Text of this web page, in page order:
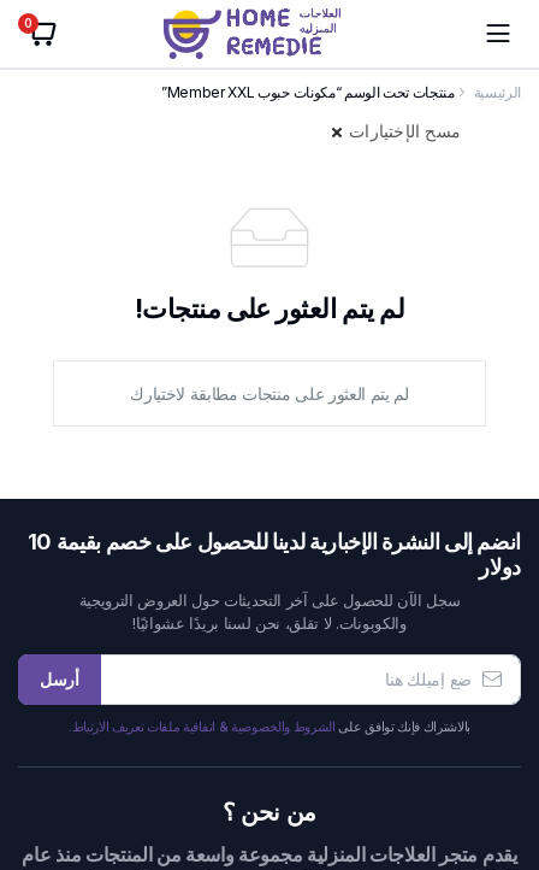
0
الرئيسية منتجات تحت الوسم “مكونات حبوب Member XXL”
مسح الإختيارات
لم يتم العثور على منتجات!
لم يتم العثور على منتجات مطابقة لاختيارك
انضم إلى النشرة الإخبارية لدينا للحصول على خصم بقيمة 10
دولار
سجل الآن للحصول على آخر التحديثات حول العروض الترويجية
والكوبونات. لا تقلق، نحن لسنا بريدًا عشوائيًا!
أرسل
بالاشتراك فإنك توافق على الشروط والخصوصية & اتفاقية ملفات تعريف الارتباط.
من نحن ؟
يقدم متجر العلاجات المنزلية مجموعة واسعة من المنتجات منذ عام